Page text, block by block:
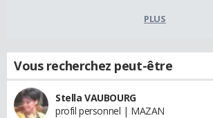
PLUS
Vous recherchez peut-être
Stella VAUBOURG
profil personnel | MAZAN